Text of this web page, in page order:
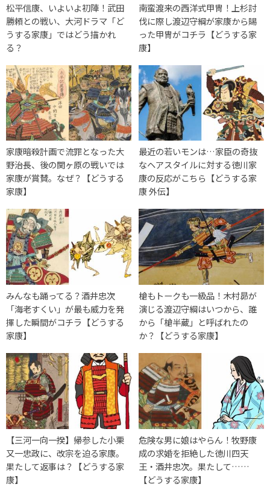
松平信康、いよいよ初陣！武田
勝頼との戦い、大河ドラマ「ど
うする家康」ではどう描かれ
る？
南蛮渡来の西洋式甲冑！上杉討
伐に際し渡辺守綱が家康から賜
った甲冑がコチラ【どうする家
康】
家康暗殺計画で流罪となった大
野治長、後の関ヶ原の戦いでは
家康が賞賛。なぜ？【どうする
家康】
最近の若いモンは…家臣の奇抜
なヘアスタイルに対する徳川家
康の反応がこちら【どうする家
康 外伝】
みんなも踊ってる？酒井忠次
「海老すくい」が最も威力を発
揮した瞬間がコチラ【どうする
家康】
槍もトークも一級品！木村昴が
演じる渡辺守綱はいつから、誰
から「槍半蔵」と呼ばれたの
か？【どうする家康】
【三河一向一揆】帰参した小栗
又一忠政に、改宗を迫る家康。
果たして返事は？【どうする家
康】
危険な男に娘はやらん！牧野康
成の求婚を拒絶した徳川四天
王・酒井忠次。果たして……
【どうする家康】